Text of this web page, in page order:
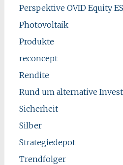
Perspektive OVID Equity
Photovoltaik
Produkte
reconcept
Rendite
Rund um alternative
Sicherheit
Silber
Strategiedepot
Trendfolger